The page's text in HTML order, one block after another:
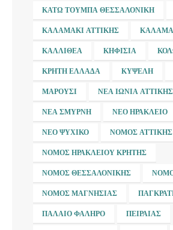
ΚΆΤΩ ΤΟΎΜΠΑ ΘΕΣΣΑΛΟΝΊΚΗ
ΚΑΛΑΜΆΚΙ ΑΤΤΙΚΉΣ
ΚΑΛΛΙΘΈΑ ΚΗΦΙΣΙΆ
ΚΡΉΤΗ ΕΛΛΆΔΑ ΚΥΨΈΛΗ
ΜΑΡΟΎΣΙ ΝΈΑ ΙΩΝΊΑ ΑΤΤΙΚΉΣ
ΝΈΑ ΣΜΎΡΝΗ ΝΈΟ ΗΡΆΚΛΕΙΟ
ΝΈΟ ΨΥΧΙΚΌ ΝΟΜΌΣ ΑΤΤΙΚΉΣ
ΝΟΜΌΣ ΗΡΑΚΛΕΊΟΥ ΚΡΉΤΗΣ
ΝΟΜΌΣ ΘΕΣΣΑΛΟΝΊΚΗΣ
ΝΟΜΌΣ ΜΑΓΝΗΣΊΑΣ
ΠΑΛΑΙΌ ΦΆΛΗΡΟ ΠΕΙΡΑΙΆΣ